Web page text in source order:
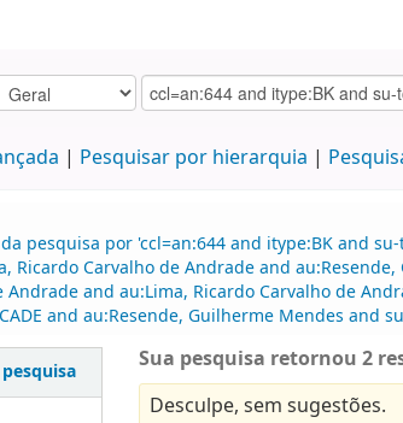
Pesquisar por hierarquia
pesquisa por 'ccl=an:644 and itype:BK and
Ricardo Carvalho de Andrade and
Andrade and au:Lima, Ricardo Carvalho de
and au:Resende, Guilherme Mendes and
Sua pesquisa retornou 2
Desculpe, sem sugestões.